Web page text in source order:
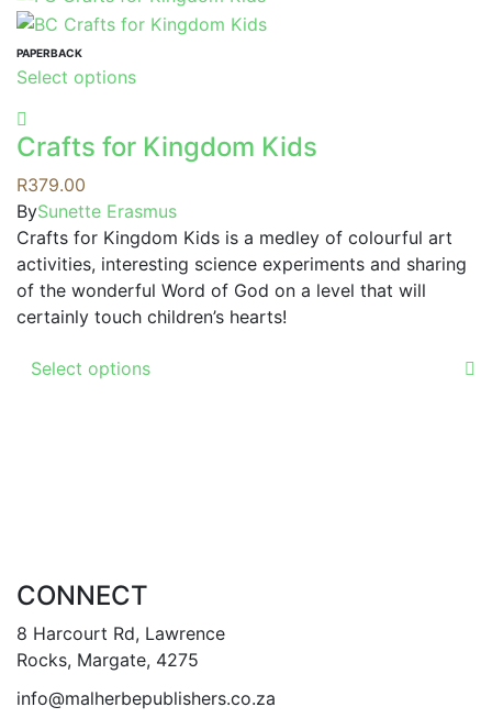
product
pagemultiple
may
be
on
the
product
page
PAPERBACK
Select optionsThis
multiple
The
options
may
be
chosen
the
Crafts for Kingdom Kids
R379.00
BySunette Erasmus
Crafts for Kingdom Kids is a medley of colourful art
activities, interesting science experiments and sharing
of the wonderful Word of God on a level that will
certainly touch children’s hearts!
Select options
the
page
CONNECT
8 Harcourt Rd, Lawrence
Rocks, Margate, 4275
info@malherbepublishers.co.za